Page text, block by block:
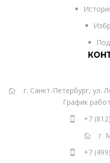
г. Санкт-Петербург, ул.
График
+7
г.
+7